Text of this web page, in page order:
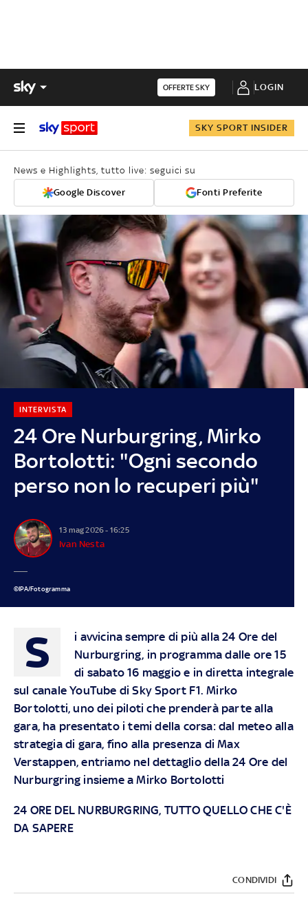
OFFERTE SKY LOGIN
SKY SPORT INSIDER
News e Highlights, tutto live: seguici su
Google Discover Fonti Preferite
24 Ore Nurburgring, Mirko
Bortolotti: "Ogni secondo
perso non lo recuperi più"
INTERVISTA
13 mag 2026 - 16:25
Ivan Nesta
©IPA/Fotogramma
S
i avvicina sempre di più alla 24 Ore del
Nurburgring, in programma dalle ore 15
di sabato 16 maggio e in diretta integrale
sul canale YouTube di Sky Sport F1. Mirko
Bortolotti, uno dei piloti che prenderà parte alla
gara, ha presentato i temi della corsa: dal meteo alla
strategia di gara, fino alla presenza di Max
Verstappen, entriamo nel dettaglio della 24 Ore del
Nurburgring insieme a Mirko Bortolotti
24 ORE DEL NURBURGRING, TUTTO QUELLO CHE C'È
DA SAPERE
CONDIVIDI